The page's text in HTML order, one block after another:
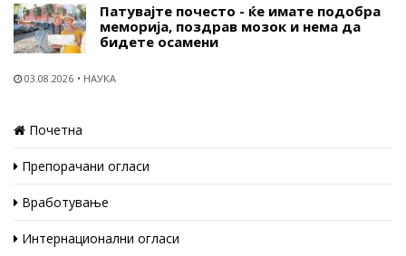
Патувајте почесто - ќе имате подобра
меморија, поздрав мозок и нема да
бидете осамени
03.08.2026 НАУКА
Почетна
Препорачани огласи
Вработување
Интернационални огласи